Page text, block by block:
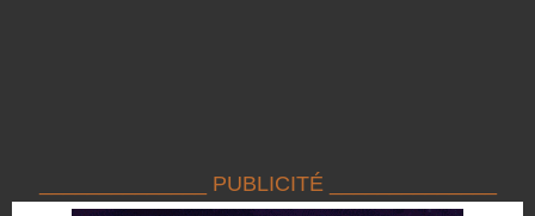
______________ PUBLICITÉ ______________